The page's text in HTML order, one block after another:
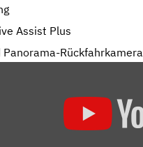
Assist Plus
Panorama-Rückfahrkamera